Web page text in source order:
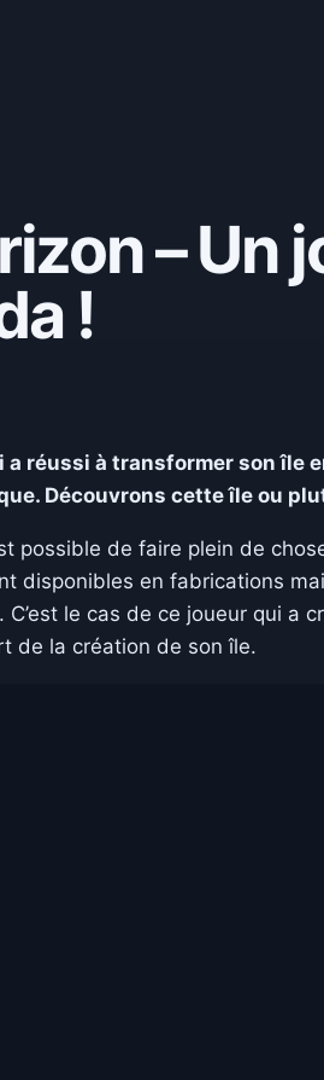
– Un
!
réussi à transformer son île
Découvrons cette île ou
possible de faire plein de
disponibles en fabrications
le cas de ce joueur qui a
de la création de son île.